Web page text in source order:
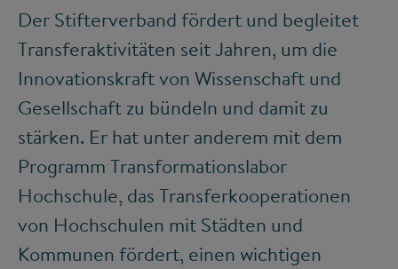
Der Stifterverband fördert und begleitet
Transferaktivitäten seit Jahren, um die
Innovationskraft von Wissenschaft und
Gesellschaft zu bündeln und damit zu
stärken. Er hat unter anderem mit dem
Programm Transformationslabor
Hochschule, das Transferkooperationen
von Hochschulen mit Städten und
Kommunen fördert, einen wichtigen